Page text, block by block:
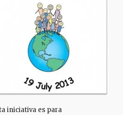
iniciativa es para